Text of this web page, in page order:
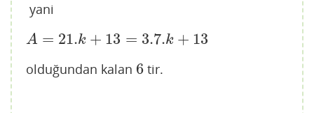
yani
A = 21.k + 13 = 3.7.k + 13
A=21.k+ 13=3.7.k+13
olduğundan kalan 6
6 tir.